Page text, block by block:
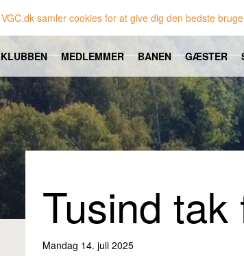
VGC.dk samler cookies for at give dig den bedste
KLUBBEN MEDLEMMER BANEN GÆSTER
Tusind
Mandag 14. juli 2025